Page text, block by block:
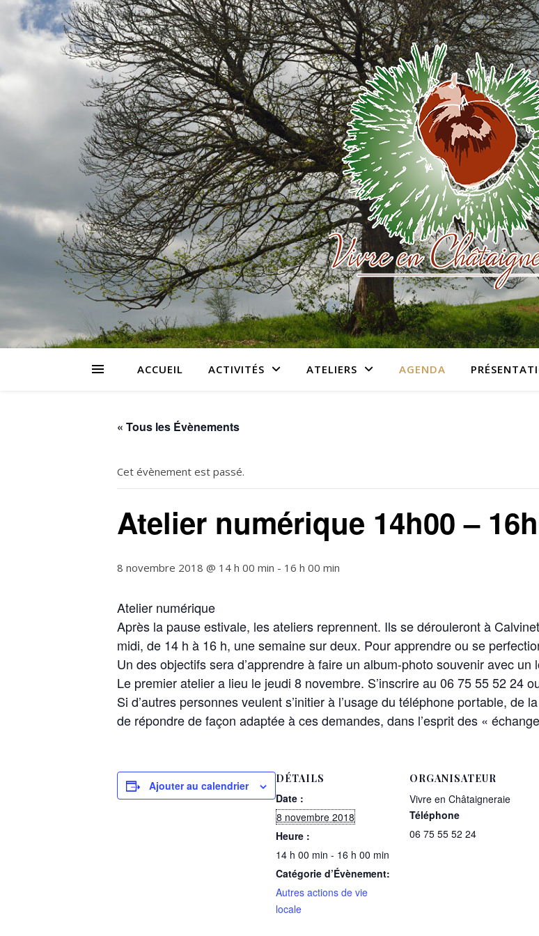
ACCUEIL ACTIVITÉS ATELIERS AGENDA
« Tous les Évènements
Cet évènement est passé.
Atelier numérique 14h00 –
8 novembre 2018 @ 14 h 00 min - 16 h 00 min
Atelier numérique
Après la pause estivale, les ateliers reprennent. Ils se dérouleront à
midi, de 14 h à 16 h, une semaine sur deux. Pour apprendre ou se
Un des objectifs sera d’apprendre à faire un album-photo souvenir avec un
Le premier atelier a lieu le jeudi 8 novembre. S’inscrire au 06 75 55 52 24
Si d’autres personnes veulent s’initier à l’usage du téléphone portable, de
de répondre de façon adaptée à ces demandes, dans l’esprit des «
Ajouter au calendrier
DÉTAILS
Date :
8 novembre 2018
Heure :
14 h 00 min - 16 h 00 min
Catégorie d’Évènement:
Autres actions de vie
locale
ORGANISATEUR
Vivre en Châtaigneraie
Téléphone
06 75 55 52 24